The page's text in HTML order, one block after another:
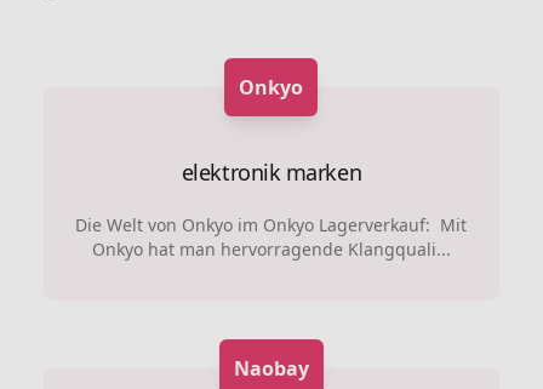
Onkyo
elektronik marken
Die Welt von Onkyo im Onkyo Lagerverkauf: Mit
Onkyo hat man hervorragende Klangquali...
Naobay